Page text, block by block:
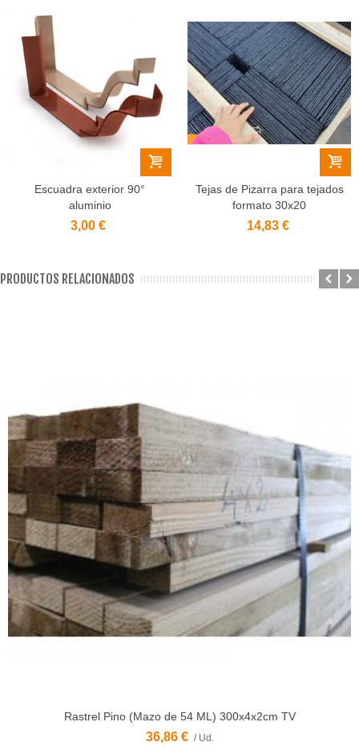
Escuadra exterior 90°
aluminio
3,00 €
Tejas de Pizarra para tejados
formato 30x20
14,83 €
PRODUCTOS RELACIONADOS
Rastrel Pino (Mazo de 54 ML) 300x4x2cm TV
36,86 € / Ud.